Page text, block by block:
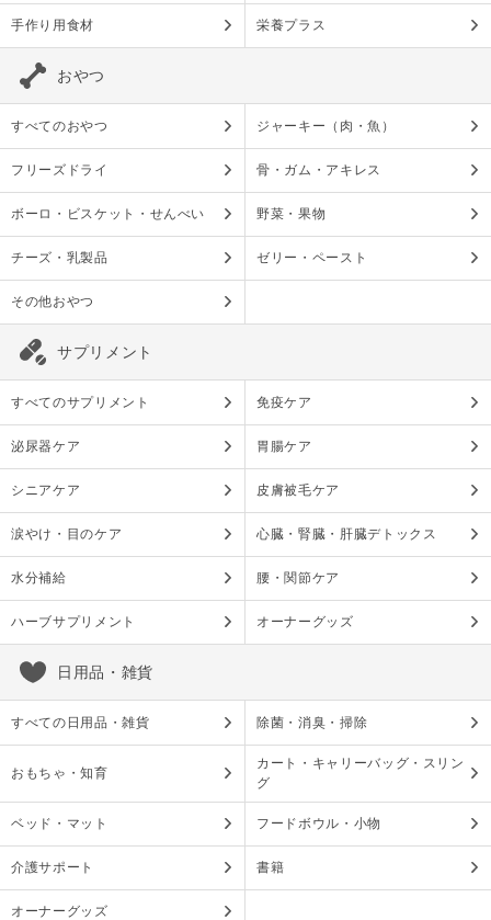
手作り用食材 栄養プラス
おやつ
すべてのおやつ ジャーキー（肉・魚）
フリーズドライ 骨・ガム・アキレス
ボーロ・ビスケット・せんべい 野菜・果物
チーズ・乳製品 ゼリー・ペースト
その他おやつ
サプリメント
すべてのサプリメント 免疫ケア
泌尿器ケア 胃腸ケア
シニアケア 皮膚被毛ケア
涙やけ・目のケア 心臓・腎臓・肝臓デトックス
水分補給 腰・関節ケア
ハーブサプリメント オーナーグッズ
日用品・雑貨
すべての日用品・雑貨 除菌・消臭・掃除
おもちゃ・知育
カート・キャリーバッグ・スリン
グ
ベッド・マット フードボウル・小物
介護サポート 書籍
オーナーグッズ